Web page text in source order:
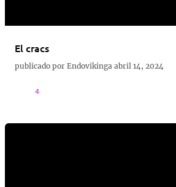
El cracs
publicado por Endovikinga abril 14, 2024
4